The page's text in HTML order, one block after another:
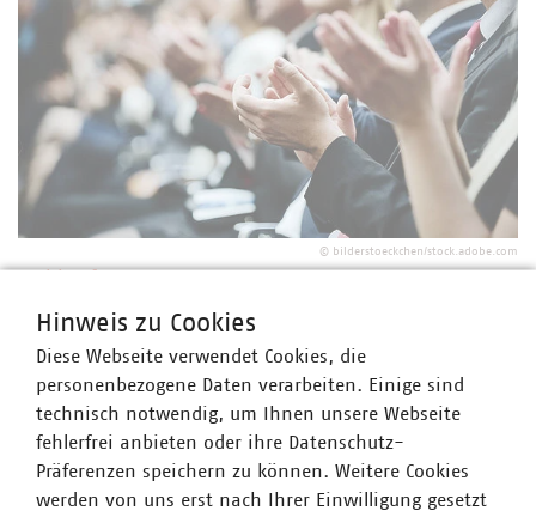
© bilderstoeckchen/stock.adobe.com
aktuelle Herausforderungen
Unter dem Titel „Verwaltung unter Druck“ trafen sich in
dieser Woche Fach- und Führungskräfte aus Kommunen,
Behörden und öffentlichen Einrichtungen in
Aschaffenburg, um über die zunehmenden Belastungen
und Zukunftsperspektiven der öffentlichen…
Hinweis zu Cookies
Diese Webseite verwendet Cookies, die
personenbezogene Daten verarbeiten. Einige sind
technisch notwendig, um Ihnen unsere Webseite
fehlerfrei anbieten oder ihre Datenschutz-
Präferenzen speichern zu können. Weitere Cookies
werden von uns erst nach Ihrer Einwilligung gesetzt